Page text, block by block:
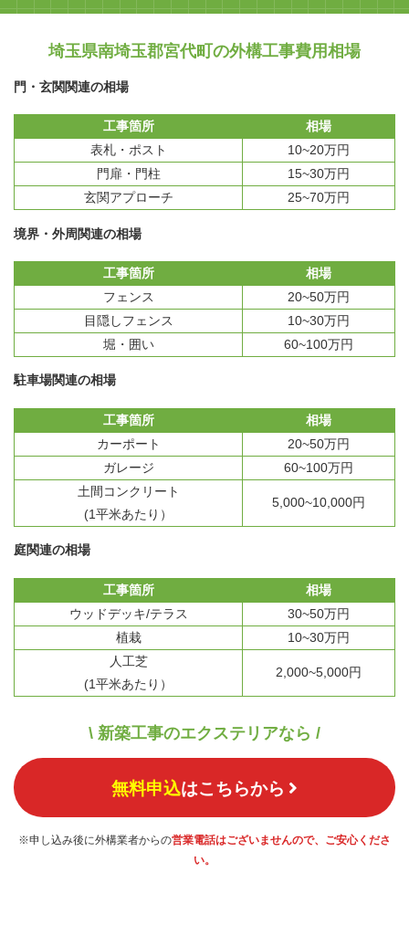
埼玉県南埼玉郡宮代町の外構工事費用相場
門・玄関関連の相場
工事箇所
相場
表札・ポスト
10~20万円
門扉・門柱
15~30万円
玄関アプローチ
25~70万円
境界・外周関連の相場
工事箇所
相場
フェンス
20~50万円
目隠しフェンス
10~30万円
堀・囲い
60~100万円
駐車場関連の相場
工事箇所
相場
カーポート
20~50万円
ガレージ
60~100万円
土間コンクリート
(1平米あたり）
5,000~10,000円
庭関連の相場
工事箇所
相場
ウッドデッキ/テラス
30~50万円
植栽
10~30万円
人工芝
(1平米あたり）
2,000~5,000円
\ 新築工事のエクステリアなら /
無料申込はこちらから
※申し込み後に外構業者からの営業電話はございませんので、ご安心くださ
い。